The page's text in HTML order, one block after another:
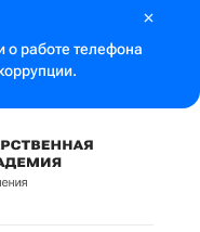
работе телефона